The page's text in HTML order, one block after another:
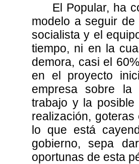
El Popular, ha
modelo a seguir
socialista y el
tiempo, ni en la
demora, casi el
en el proyecto
empresa sobre
trabajo y la
realización,
lo que está
gobierno, sepa
oportunas de esta